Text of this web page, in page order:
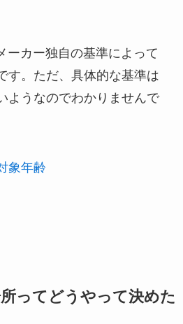
ーカー独自の基準によって
す。ただ、具体的な基準は
ようなのでわかりませんで
象年齢
ってどうやって決めた